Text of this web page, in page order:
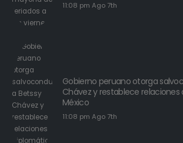
11:08 pm Ago 7th
Gobierno peruano otorga
Chávez y restablece
México
11:08 pm Ago 7th